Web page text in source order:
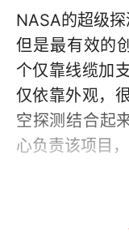
NASA的超级
但是最有效的
个仅靠线缆加
仅依靠外观，
空探测结合起
心负责该项目
之前你所看到